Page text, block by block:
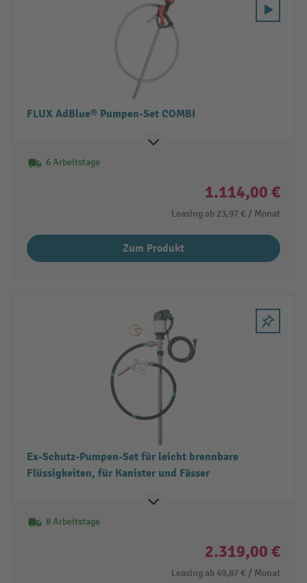
FLUX AdBlue® Pumpen-Set COMBI
6 Arbeitstage
1.114,00 €
Leasing ab 23,97 € / Monat
Zum Produkt
Ex-Schutz-Pumpen-Set für leicht brennbare
Flüssigkeiten, für Kanister und Fässer
8 Arbeitstage
2.319,00 €
Leasing ab 49,87 € / Monat